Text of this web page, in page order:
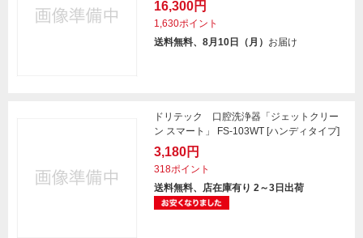
16,300円
1,630ポイント
送料無料、8月10日（月） お届け
ドリテック 口腔洗浄器「ジェットクリー
ン スマート」 FS-103WT [ハンディタイプ]
3,180円
318ポイント
送料無料、店在庫有り 2～3日出荷